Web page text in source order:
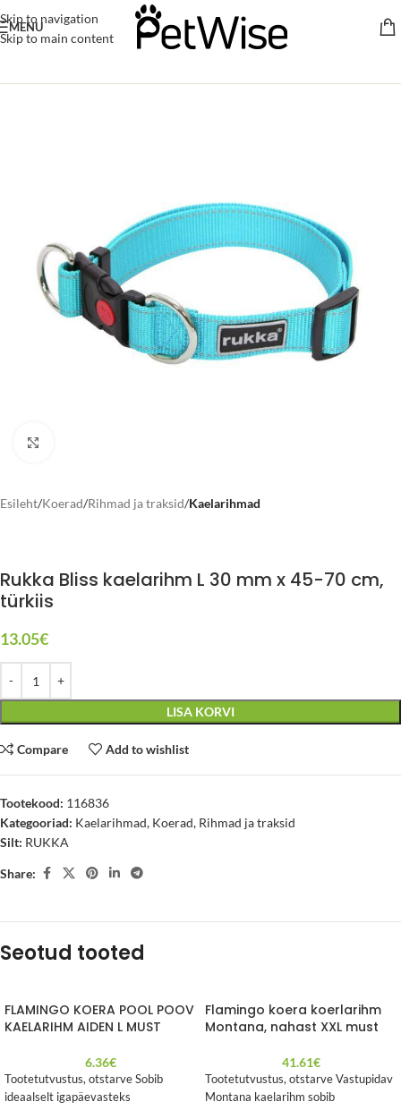
Skip to navigation
Skip to main content
MENU
Esileht Koerad Rihmad ja traksid Kaelarihmad
Rukka Bliss kaelarihm L 30 mm x 45-70 cm,
türkiis
13.05€
LISA KORVI
Compare Add to wishlist
Tootekood: 116836
Kategooriad: Kaelarihmad, Koerad, Rihmad ja traksid
Silt: RUKKA
Share:
Seotud tooted
FLAMINGO KOERA POOL POOV
KAELARIHM AIDEN L MUST
6.36€
Tootetutvustus, otstarve Sobib
ideaalselt igapäevasteks
Flamingo koera koerlarihm
Montana, nahast XXL must
41.61€
Tootetutvustus, otstarve Vastupidav
Montana kaelarihm sobib